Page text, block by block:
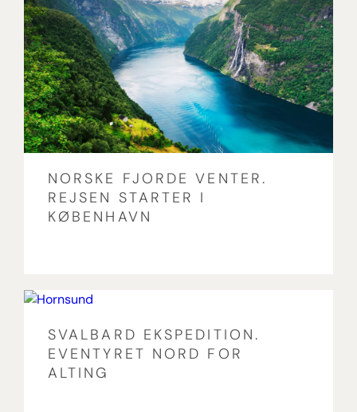
NORSKE FJORDE VENTER.
REJSEN STARTER I
KØBENHAVN
SVALBARD EKSPEDITION.
EVENTYRET NORD FOR
ALTING